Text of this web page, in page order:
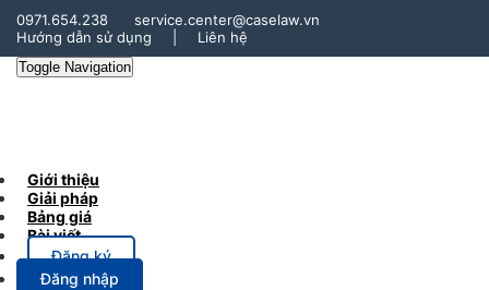
0971.654.238
service.center@caselaw.vn
Hướng dẫn sử dụng
Liên hệ
Toggle Navigation
Giới thiệu
Giải pháp
Bảng giá
Bài viết
Đăng ký
Đăng nhập